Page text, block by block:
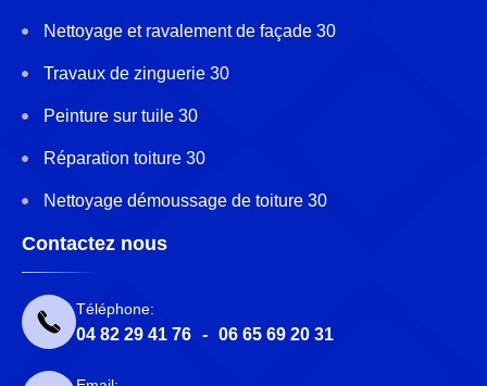
Nettoyage et ravalement de façade 30
Travaux de zinguerie 30
Peinture sur tuile 30
Réparation toiture 30
Nettoyage démoussage de toiture 30
Contactez nous
Téléphone:
04 82 29 41 76 - 06 65 69 20 31